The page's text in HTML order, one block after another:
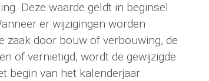
Deze waarde geldt in beginsel
er wijzigingen worden
zaak door bouw of verbouwing, de
of vernietigd, wordt de gewijzigde
begin van het kalenderjaar